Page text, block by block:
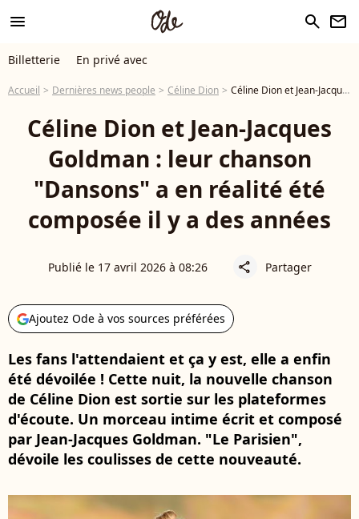
menu search newsletter
Billetterie En privé avec
Accueil Dernières news people Céline Dion Céline Dion et Jean-Jacques Goldman : leur chanson "Dansons" a en réalité été composée il y a des années
Céline Dion et Jean-Jacques
Goldman : leur chanson
"Dansons" a en réalité été
composée il y a des années
Publié le 17 avril 2026 à 08:26 share Partager
Ajoutez Ode à vos sources préférées
Les fans l'attendaient et ça y est, elle a enfin
été dévoilée ! Cette nuit, la nouvelle chanson
de Céline Dion est sortie sur les plateformes
d'écoute. Un morceau intime écrit et composé
par Jean-Jacques Goldman. "Le Parisien",
dévoile les coulisses de cette nouveauté.